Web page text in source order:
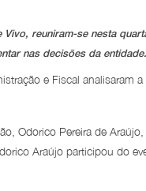
reuniram-se nesta
nas decisões da entidade.
e Fiscal analisaram
Odorico Pereira de
Araújo participou do